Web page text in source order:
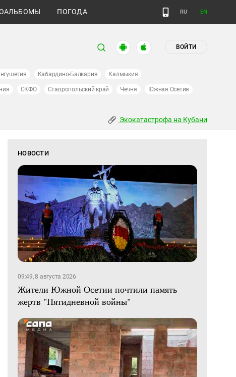
ПОГОДА RU EN
ВОЙТИ
Кабардино-Балкария Калмыкия
СКФО Ставропольский край Чечня Южная Осетия
Экокатастрофа на Кубани
НОВОСТИ
09:49, 8 августа 2026
Жители Южной Осетии почтили память
жертв "Пятидневной войны"